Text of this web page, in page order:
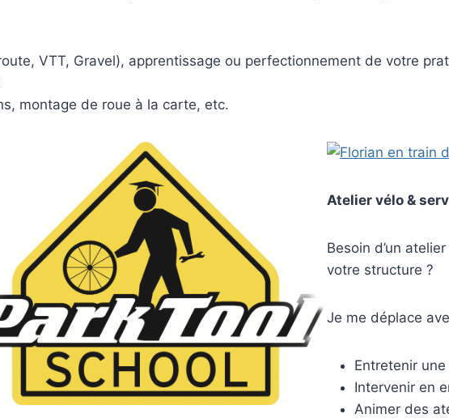
VTT, Gravel), apprentissage ou perfectionnement de votre
montage de roue à la carte, etc.
Atelier vélo &
Besoin d’un
votre structure ?
Je me déplace
Entretenir
Intervenir en
Animer des